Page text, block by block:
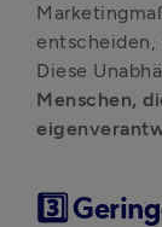
entscheiden,
Diese
Menschen,
3️⃣